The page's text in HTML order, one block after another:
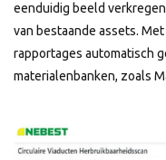
eenduidig beeld
van bestaande assets.
rapportages automatisch
materialenbanken, zoals